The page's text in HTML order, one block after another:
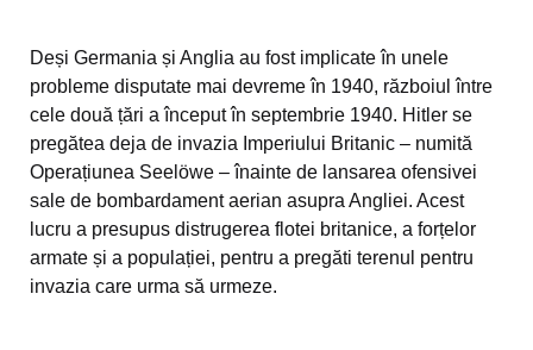
Deși Germania și Anglia au fost implicate în unele
probleme disputate mai devreme în 1940, războiul între
cele două țări a început în septembrie 1940. Hitler se
pregătea deja de invazia Imperiului Britanic – numită
Operațiunea Seelöwe – înainte de lansarea ofensivei
sale de bombardament aerian asupra Angliei. Acest
lucru a presupus distrugerea flotei britanice, a forțelor
armate și a populației, pentru a pregăti terenul pentru
invazia care urma să urmeze.